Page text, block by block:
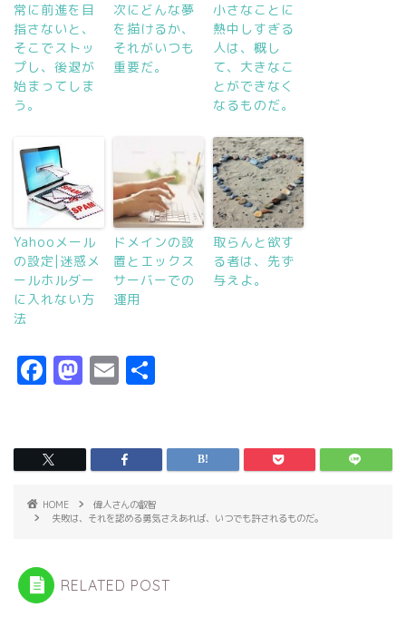
常に前進を目
指さないと、
そこでストッ
プし、後退が
始まってしま
う。
次にどんな夢
を描けるか、
それがいつも
重要だ。
小さなことに
熱中しすぎる
人は、概し
て、大きなこ
とができなく
なるものだ。
Yahooメール
の設定|迷惑メ
ールホルダー
に入れない方
法
ドメインの設
置とエックス
サーバーでの
運用
取らんと欲す
る者は、先ず
与えよ。
F
e
o
k
M
t
d
n
E
l
HOME
偉人さんの叡智
失敗は、それを認める勇気さえあれば、いつでも許されるものだ。
RELATED POST